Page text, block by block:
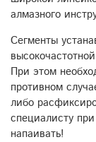
алмазного
Сегменты
При этом
противном
либо
специалисту
напаивать!